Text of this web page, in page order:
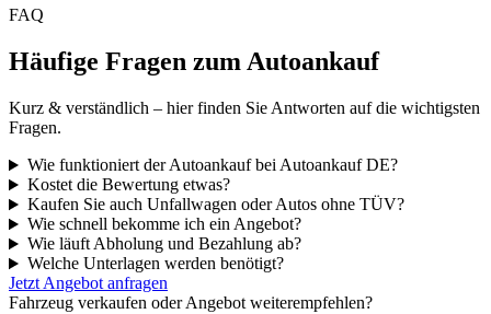
FAQ
Häufige Fragen zum Autoankauf
Kurz & verständlich – hier finden Sie Antworten auf die wichtigsten
Fragen.
Wie funktioniert der Autoankauf bei Autoankauf DE?
Kostet die Bewertung etwas?
Kaufen Sie auch Unfallwagen oder Autos ohne TÜV?
Wie schnell bekomme ich ein Angebot?
Wie läuft Abholung und Bezahlung ab?
Welche Unterlagen werden benötigt?
Jetzt Angebot anfragen
Fahrzeug verkaufen oder Angebot weiterempfehlen?